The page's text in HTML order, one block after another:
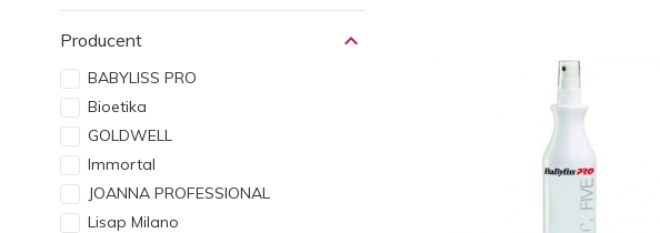
Producent
BABYLISS PRO
Bioetika
GOLDWELL
Immortal
JOANNA PROFESSIONAL
Lisap Milano